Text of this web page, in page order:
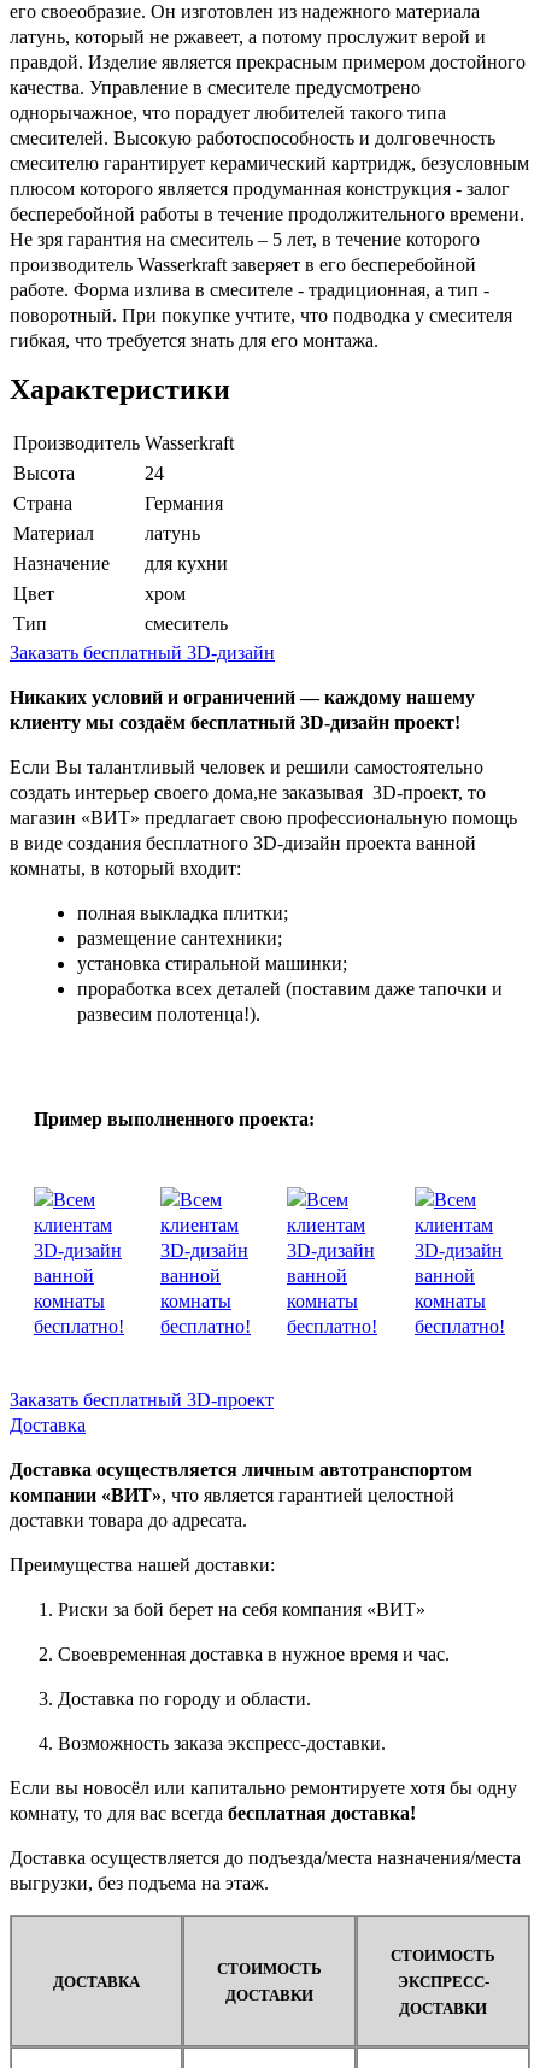
его своеобразие. Он изготовлен из надежного материала
латунь, который не ржавеет, а потому прослужит верой и
правдой. Изделие является прекрасным примером достойного
качества. Управление в смесителе предусмотрено
однорычажное, что порадует любителей такого типа
смесителей. Высокую работоспособность и долговечность
смесителю гарантирует керамический картридж, безусловным
плюсом которого является продуманная конструкция - залог
бесперебойной работы в течение продолжительного времени.
Не зря гарантия на смеситель – 5 лет, в течение которого
производитель Wasserkraft заверяет в его бесперебойной
работе. Форма излива в смесителе - традиционная, а тип -
поворотный. При покупке учтите, что подводка у смесителя
гибкая, что требуется знать для его монтажа.
Характеристики
Производитель Wasserkraft
Высота
24
Страна
Германия
Материал
латунь
Назначение
для кухни
Цвет
хром
Тип
смеситель
Заказать бесплатный 3D-дизайн
Никаких условий и ограничений — каждому нашему
клиенту мы создаём бесплатный 3D-дизайн проект!
Если Вы талантливый человек и решили самостоятельно
создать интерьер своего дома,не заказывая 3D-проект, то
магазин «ВИТ» предлагает свою профессиональную помощь
в виде создания бесплатного 3D-дизайн проекта ванной
комнаты, в который входит:
полная выкладка плитки;
размещение сантехники;
установка стиральной машинки;
проработка всех деталей (поставим даже тапочки и
развесим полотенца!).
Пример выполненного проекта:
Заказать бесплатный 3D-проект
Доставка
Доставка осуществляется личным автотранспортом
компании «ВИТ», что является гарантией целостной
доставки товара до адресата.
Преимущества нашей доставки:
Риски за бой берет на себя компания «ВИТ»
Своевременная доставка в нужное время и час.
Доставка по городу и области.
Возможность заказа экспресс-доставки.
Если вы новосёл или капитально ремонтируете хотя бы одну
комнату, то для вас всегда бесплатная доставка!
Доставка осуществляется до подъезда/места назначения/места
выгрузки, без подъема на этаж.
ДОСТАВКА
СТОИМОСТЬ
ДОСТАВКИ
СТОИМОСТЬ
ЭКСПРЕСС-
ДОСТАВКИ